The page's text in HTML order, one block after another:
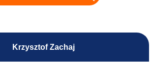
Krzysztof Zachaj